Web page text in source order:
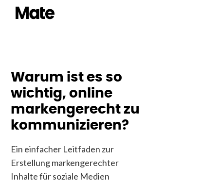
Warum ist es so
wichtig, online
markengerecht zu
kommunizieren?
Ein einfacher Leitfaden zur
Erstellung markengerechter
Inhalte für soziale Medien